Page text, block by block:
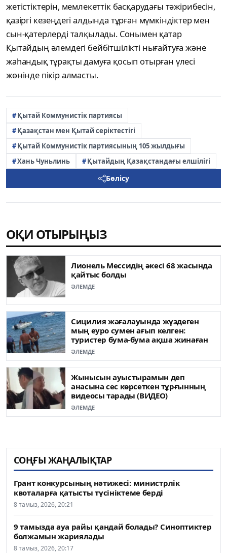
жетістіктерін, мемлекеттік басқарудағы тәжірибесін,
қазіргі кезеңдегі алдында тұрған мүмкіндіктер мен
сын-қатерлерді талқылады. Сонымен қатар
Қытайдың әлемдегі бейбітшілікті нығайтуға және
жаһандық тұрақты дамуға қосып отырған үлесі
жөнінде пікір алмасты.
Қытай Коммунистік партиясы
Қазақстан мен Қытай серіктестігі
Қытай Коммунистік партиясының 105 жылдығы
Хань Чуньлинь
Қытайдың Қазақстандағы елшілігі
Бөлісу
ОҚИ ОТЫРЫҢЫЗ
Лионель Мессидің әкесі 68 жасында
қайтыс болды
ӘЛЕМДЕ
Сицилия жағалауында жүздеген
мың еуро сумен ағып келген:
туристер бума-бума ақша жинаған
ӘЛЕМДЕ
Жынысын ауыстырамын деп
анасына сес көрсеткен тұрғынның
видеосы тарады (ВИДЕО)
ӘЛЕМДЕ
СОҢҒЫ ЖАҢАЛЫҚТАР
Грант конкурсының нәтижесі: министрлік
квоталарға қатысты түсініктеме берді
8 тамыз, 2026, 20:21
9 тамызда ауа райы қандай болады? Синоптиктер
болжамын жариялады
8 тамыз, 2026, 20:17